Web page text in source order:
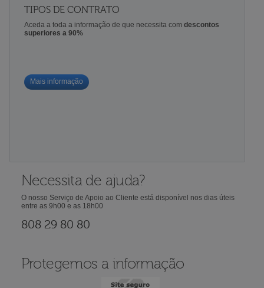
TIPOS DE CONTRATO
Aceda a toda a informação de que necessita com descontos
superiores a 90%
Mais informação
Necessita de ajuda?
O nosso Serviço de Apoio ao Cliente está disponível nos dias úteis
entre as 9h00 e as 18h00
808 29 80 80
Protegemos a informação